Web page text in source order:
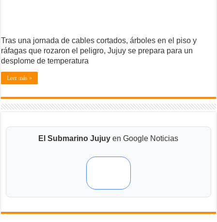
Tras una jornada de cables cortados, árboles en el piso y
ráfagas que rozaron el peligro, Jujuy se prepara para un
desplome de temperatura
Leer más »
El Submarino Jujuy en Google Noticias